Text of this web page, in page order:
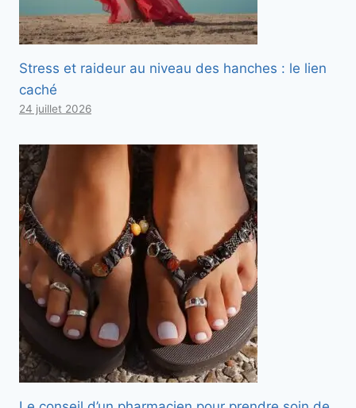
Stress et raideur au niveau des hanches : le lien
caché
24 juillet 2026